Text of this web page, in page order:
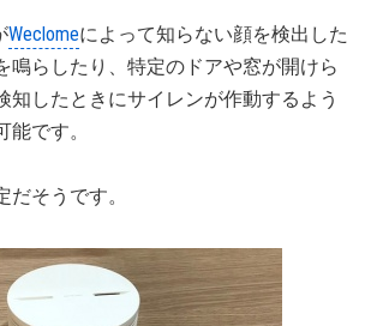
Weclomeによって知らない顔を検出した
鳴らしたり、特定のドアや窓が開けら
知したときにサイレンが作動するよう
です。
だそうです。